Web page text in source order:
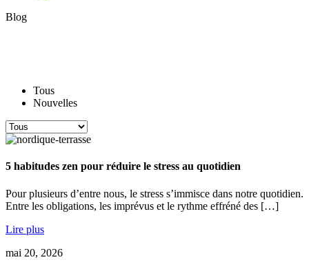
Blog
Tous
Nouvelles
5 habitudes zen pour réduire le stress au quotidien
Pour plusieurs d’entre nous, le stress s’immisce dans notre quotidien.
Entre les obligations, les imprévus et le rythme effréné des […]
Lire plus
mai 20, 2026